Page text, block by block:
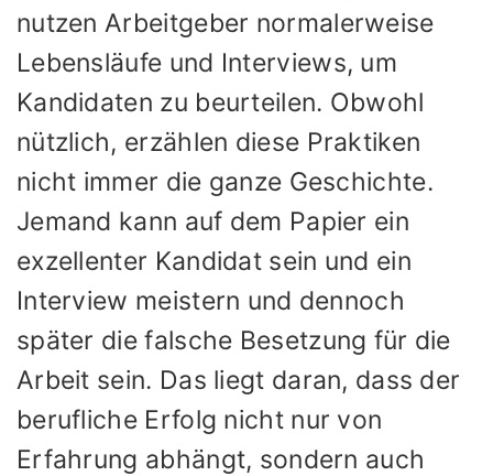
nutzen Arbeitgeber normalerweise
Lebensläufe und Interviews, um
Kandidaten zu beurteilen. Obwohl
nützlich, erzählen diese Praktiken
nicht immer die ganze Geschichte.
Jemand kann auf dem Papier ein
exzellenter Kandidat sein und ein
Interview meistern und dennoch
später die falsche Besetzung für die
Arbeit sein. Das liegt daran, dass der
berufliche Erfolg nicht nur von
Erfahrung abhängt, sondern auch